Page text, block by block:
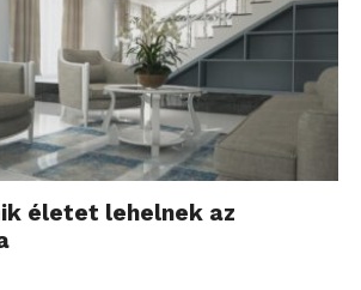
életet lehelnek az